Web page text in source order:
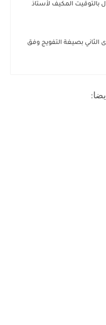
بالتوقيت المكيف لأستاذ
الثاني بصيغة التفويج وفق